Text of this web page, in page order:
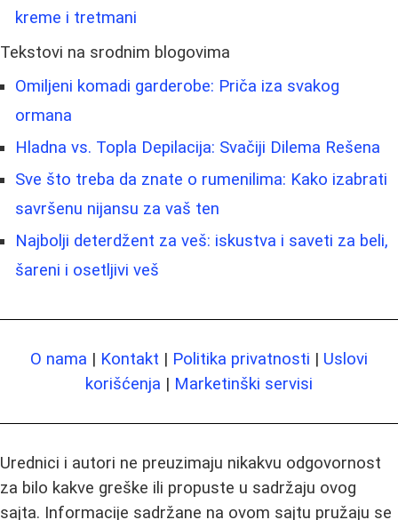
kreme i tretmani
Tekstovi na srodnim blogovima
Omiljeni komadi garderobe: Priča iza svakog
ormana
Hladna vs. Topla Depilacija: Svačiji Dilema Rešena
Sve što treba da znate o rumenilima: Kako izabrati
savršenu nijansu za vaš ten
Najbolji deterdžent za veš: iskustva i saveti za beli,
šareni i osetljivi veš
O nama | Kontakt | Politika privatnosti | Uslovi
korišćenja | Marketinški servisi
Urednici i autori ne preuzimaju nikakvu odgovornost
za bilo kakve greške ili propuste u sadržaju ovog
sajta. Informacije sadržane na ovom sajtu pružaju se